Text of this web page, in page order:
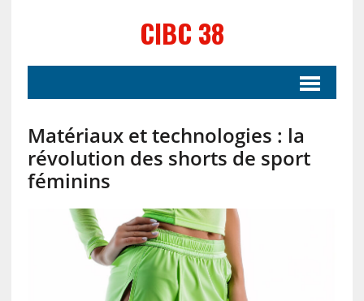
CIBC 38
Matériaux et technologies : la
révolution des shorts de sport
féminins